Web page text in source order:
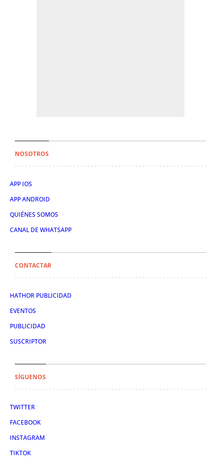
NOSOTROS
APP IOS
APP ANDROID
QUIÉNES SOMOS
CANAL DE WHATSAPP
CONTACTAR
HATHOR PUBLICIDAD
EVENTOS
PUBLICIDAD
SUSCRIPTOR
SÍGUENOS
TWITTER
FACEBOOK
INSTAGRAM
TIKTOK